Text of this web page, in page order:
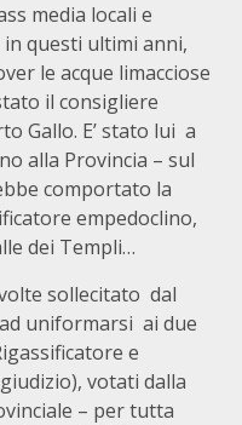
media locali e
questi ultimi anni,
le acque limacciose
il consigliere
Gallo. E’ stato lui a
alla Provincia – sul
comportato la
empedoclino,
dei Templi…
sollecitato dal
uniformarsi ai due
e
votati dalla
– per tutta